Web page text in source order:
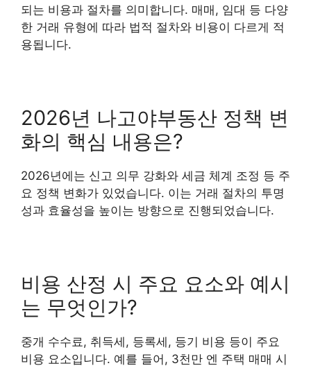
되는 비용과 절차를 의미합니다. 매매, 임대 등 다양
한 거래 유형에 따라 법적 절차와 비용이 다르게 적
용됩니다.
2026년 나고야부동산 정책 변
화의 핵심 내용은?
2026년에는 신고 의무 강화와 세금 체계 조정 등 주
요 정책 변화가 있었습니다. 이는 거래 절차의 투명
성과 효율성을 높이는 방향으로 진행되었습니다.
비용 산정 시 주요 요소와 예시
는 무엇인가?
중개 수수료, 취득세, 등록세, 등기 비용 등이 주요
비용 요소입니다. 예를 들어, 3천만 엔 주택 매매 시